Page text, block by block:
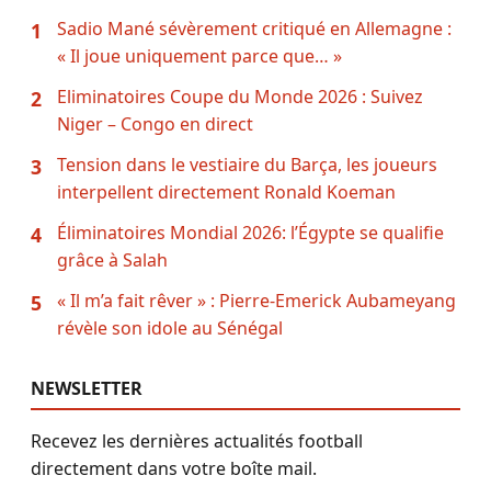
1
Sadio Mané sévèrement critiqué en Allemagne :
« Il joue uniquement parce que… »
2
Eliminatoires Coupe du Monde 2026 : Suivez
Niger – Congo en direct
3
Tension dans le vestiaire du Barça, les joueurs
interpellent directement Ronald Koeman
4
Éliminatoires Mondial 2026: l’Égypte se qualifie
grâce à Salah
5
« Il m’a fait rêver » : Pierre-Emerick Aubameyang
révèle son idole au Sénégal
NEWSLETTER
Recevez les dernières actualités football
directement dans votre boîte mail.